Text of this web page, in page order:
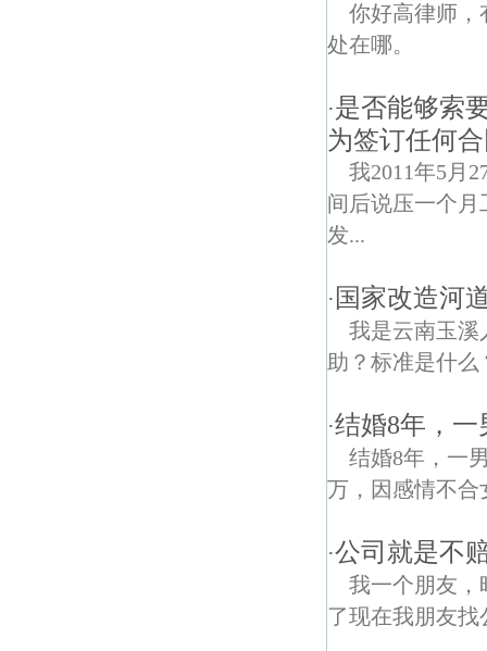
你好高律师，
处在哪。
·是否能够索
为签订任何
我2011年5月
间后说压一个
发...
· 国家改造河
我是云南玉溪
助？标准是什么
·结婚8年，一
结婚8年，一
万，因感情不合
·公司就是不
我一个朋友，
了现在我朋友